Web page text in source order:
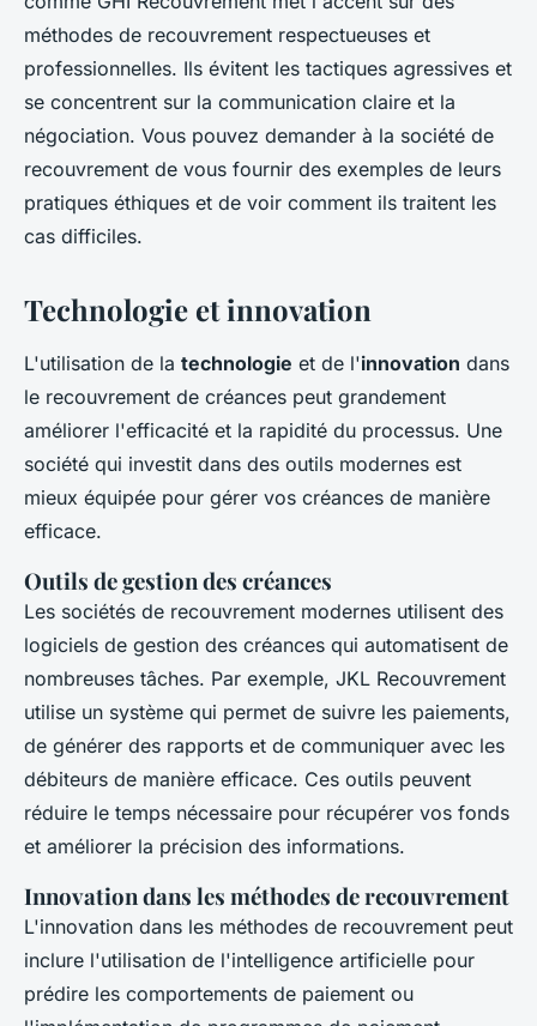
méthodes de recouvrement respectueuses et
professionnelles. Ils évitent les tactiques agressives et
se concentrent sur la communication claire et la
négociation. Vous pouvez demander à la société de
recouvrement de vous fournir des exemples de leurs
pratiques éthiques et de voir comment ils traitent les
cas difficiles.
Technologie et innovation
L'utilisation de la technologie et de l'innovation dans
le recouvrement de créances peut grandement
améliorer l'efficacité et la rapidité du processus. Une
société qui investit dans des outils modernes est
mieux équipée pour gérer vos créances de manière
efficace.
Outils de gestion des créances
Les sociétés de recouvrement modernes utilisent des
logiciels de gestion des créances qui automatisent de
nombreuses tâches. Par exemple, JKL Recouvrement
utilise un système qui permet de suivre les paiements,
de générer des rapports et de communiquer avec les
débiteurs de manière efficace. Ces outils peuvent
réduire le temps nécessaire pour récupérer vos fonds
et améliorer la précision des informations.
Innovation dans les méthodes de recouvrement
L'innovation dans les méthodes de recouvrement peut
inclure l'utilisation de l'intelligence artificielle pour
prédire les comportements de paiement ou